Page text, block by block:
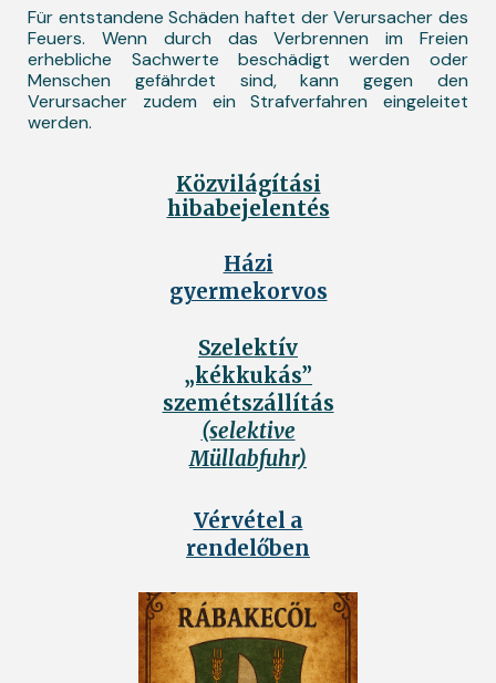
Für entstandene Schäden haftet der Verursacher des
Feuers. Wenn durch das Verbrennen im Freien
erhebliche Sachwerte beschädigt werden oder
Menschen gefährdet sind, kann gegen den
Verursacher zudem ein Strafverfahren eingeleitet
werden.
Közvilágítási
hibabejelentés
Házi
gyermekorvos
Szelektív
„kékkukás”
szemétszállítás
(selektive
Müllabfuhr)
Vérvétel a
rendelőben